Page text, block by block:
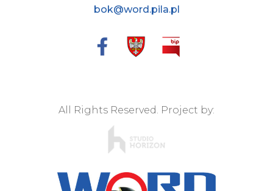
bok@word.pila.pl
All Rights Reserved. Project by: